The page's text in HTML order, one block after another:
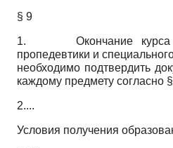
§ 9
1. Окончание курса
пропедевтики и
необходимо подтвердить
каждому предмету согласно
2....
Условия получения